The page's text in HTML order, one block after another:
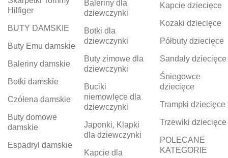
Hilfiger
BUTY DAMSKIE
Buty Emu damskie
Baleriny damskie
Botki damskie
Czółena damskie
Buty domowe
damskie
Espadryl damskie
Baleriny dla
dziewczynki
Botki dla
dziewczynki
Buty zimowe dla
dziewczynki
Buciki
niemowlęce dla
dziewczynki
Japonki, Klapki
dla dziewczynki
Kapcie dla
Kapcie dziecięce
Kozaki dziecięce
Półbuty dziecięce
Sandały dziecięce
Śniegowce
dziecięce
Trampki dziecięce
Trzewiki dziecięce
POLECANE
KATEGORIE